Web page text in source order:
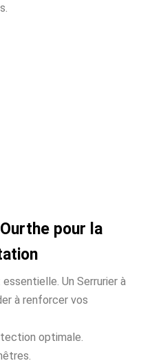
pour la
Un Serrurier à
à renforcer vos
optimale.